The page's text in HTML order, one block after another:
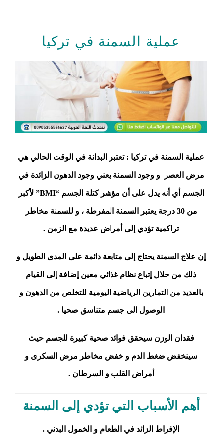
عملية السمنة في تركيا
عملية السمنة في تركيا : تعتبر البدانة في الوقت الحالي هي
مرض العصر و وجود السمنة يعني وجود الدهون الزائدة في
الجسم أي أنه يدل على أن مؤشر كتلة الجسم “BMI” لأكبر
من 30 درجة يعتبر السمنة المفرطة ، و للسمنة مخاطر
تراكمية تؤدي إلى أمراض عديدة مع الزمن .
إن علاج السمنة يحتاج إلى متابعة دائمة على المدى الطويل و
ذلك من خلال إتباع نظام غذائي معين إضافة إلى القيام
بالعديد من التمارين الرياضية اليومية للتخلص من الدهون و
الوصول الى جسم متناسق صحيا .
فقدان الوزن سيحقق فوائد صحية كبيرة للجسم حيث
سينخفض ضغط الدم و خفض مخاطر مرض السكرى و
أمراض القلب و السرطان .
أهم الأسباب التي تؤدي إلى السمنة
الإفراط الزائد في الطعام و الخمول البدني .